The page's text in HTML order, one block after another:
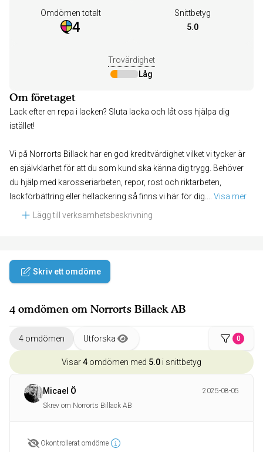
Omdömen totalt
4
Snittbetyg
5.0
Trovärdighet
Låg
Om företaget
Lack efter en repa i lacken? Sluta lacka och låt oss hjälpa dig
istället!
Vi på Norrorts Billack har en god kreditvärdighet vilket vi tycker är
en självklarhet för att du som kund ska känna dig trygg. Behöver
du hjälp med karosseriarbeten, repor, rost och riktarbeten,
lackförbättring eller hellackering så finns vi här för dig.
Visa mer
Lägg till verksamhetsbeskrivning
Skriv ett omdöme
4 omdömen om Norrorts Billack AB
4 omdömen Utforska 0
Visar4 omdömen med 5.0 i snittbetyg
Micael Ö
2025-08-05
Skrev om Norrorts Billack AB
Okontrollerat omdöme